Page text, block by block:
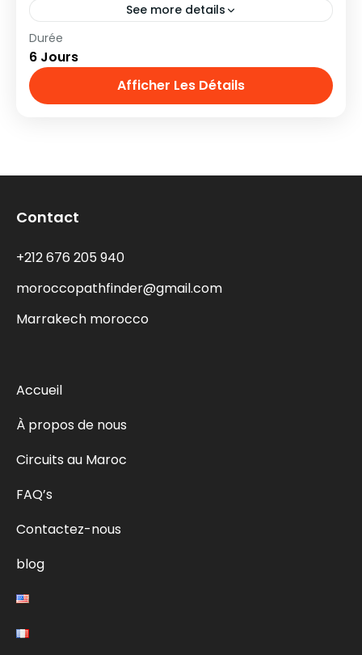
See more details
Parcourez le Maroc de Tanger à Marrakech
en 6 jours : désert, montagnes, médinas
impériales et nuits sous les étoiles dans un
camp berbère. Une aventure unique !
Durée
6 Jours
Afficher Les Détails
Contact
+212 676 205 940
moroccopathfinder@gmail.com
Marrakech morocco
Accueil
À propos de nous
Circuits au Maroc
FAQ’s
Contactez-nous
blog